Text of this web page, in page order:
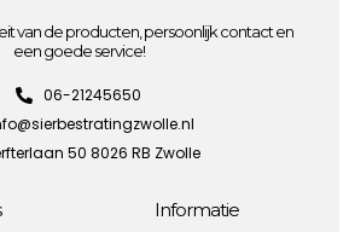
van de producten, persoonlijk contact en
een goede service!
06-21245650
50 8026 RB Zwolle
Informatie